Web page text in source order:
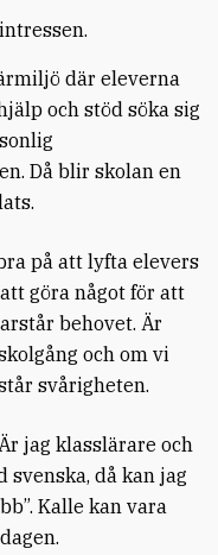
där eleverna
och stöd söka sig
Då blir skolan en
på att lyfta elevers
göra något för att
behovet. Är
och om vi
svårigheten.
jag klasslärare och
då kan jag
Kalle kan vara